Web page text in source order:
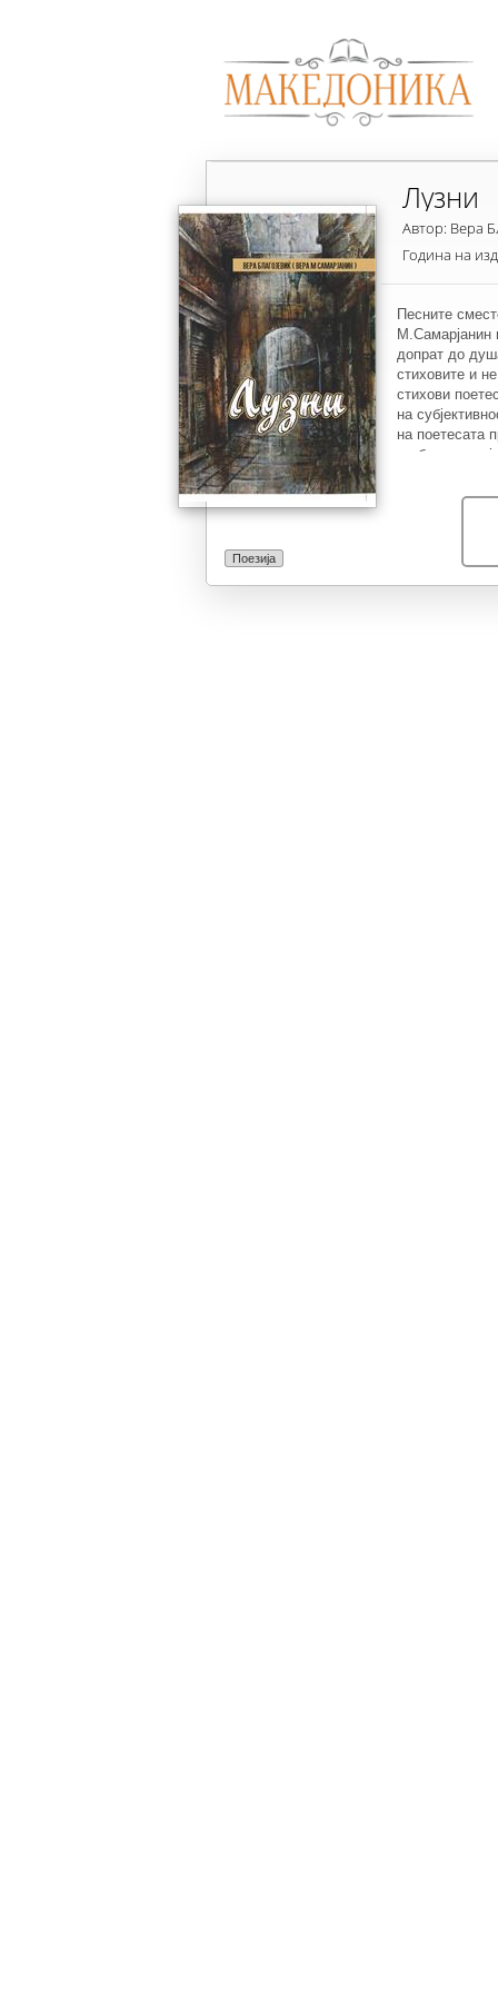
Поезија
Лузни
Автор: Вера
Година на
Песните
М.Самарјанин
допрат до
стиховите и
стихови
на
на поетесата
љубов и